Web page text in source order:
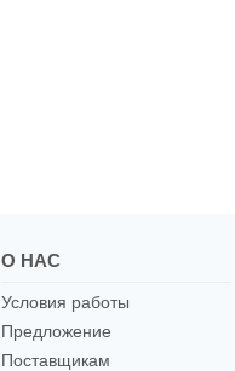
О НАС
Условия работы
Предложение
Поставщикам